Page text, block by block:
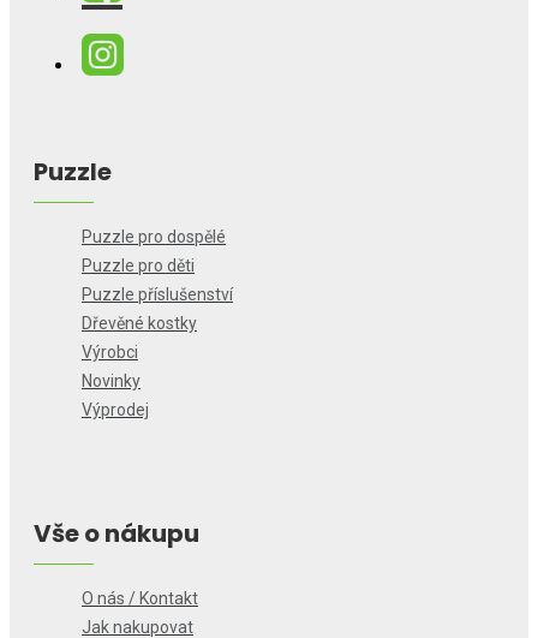
Puzzle
Puzzle pro dospělé
Puzzle pro děti
Puzzle příslušenství
Dřevěné kostky
Výrobci
Novinky
Výprodej
Vše o nákupu
O nás / Kontakt
Jak nakupovat